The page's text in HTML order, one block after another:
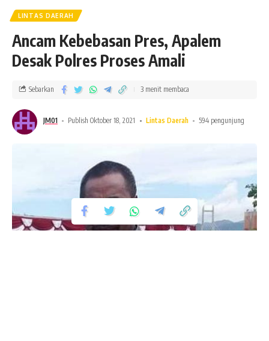
LINTAS DAERAH
Ancam Kebebasan Pres, Apalem
Desak Polres Proses Amali
JM01 Publish Oktober 18, 2021 Lintas Daerah 594 pengunjung
Sebarkan 3 menit membaca